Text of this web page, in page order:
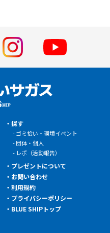
探す
ゴミ拾い・環境イベント
団体・個人
レポ（活動報告）
プレゼントについて
お問い合わせ
利用規約
プライバシーポリシー
BLUE SHIPトップ